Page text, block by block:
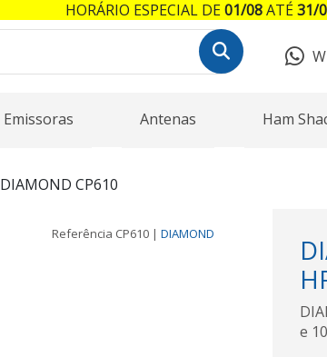
Emissoras Antenas Ham
DIAMOND CP610
Referência CP610 | DIAMOND
e
HORÁRIO ESPECIAL DE01/08ATÉ31/